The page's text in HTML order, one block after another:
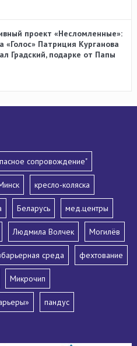
проект «Несломленные»:
«Голос» Патриция Курганова
Градский, подарке от Папы
сопровождение"
кресло-коляска
Беларусь мед.центры
Людмила Волчек Могилёв
среда фехтование
Микрочип
пандус